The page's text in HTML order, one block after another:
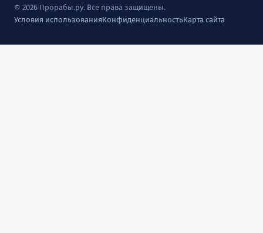
© 2026 Прорабы.ру. Все права защищены.
Условия использованияКонфиденциальностьКарта сайта